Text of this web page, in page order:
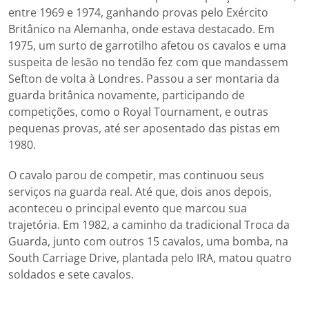
entre 1969 e 1974, ganhando provas pelo Exército
Britânico na Alemanha, onde estava destacado. Em
1975, um surto de garrotilho afetou os cavalos e uma
suspeita de lesão no tendão fez com que mandassem
Sefton de volta à Londres. Passou a ser montaria da
guarda britânica novamente, participando de
competições, como o Royal Tournament, e outras
pequenas provas, até ser aposentado das pistas em
1980.
O cavalo parou de competir, mas continuou seus
serviços na guarda real. Até que, dois anos depois,
aconteceu o principal evento que marcou sua
trajetória. Em 1982, a caminho da tradicional Troca da
Guarda, junto com outros 15 cavalos, uma bomba, na
South Carriage Drive, plantada pelo IRA, matou quatro
soldados e sete cavalos.